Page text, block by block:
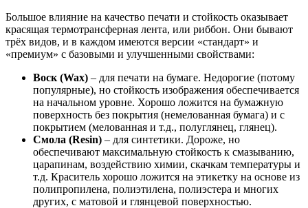
Большое влияние на качество печати и стойкость оказывает
красящая термотрансферная лента, или риббон. Они бывают
трёх видов, и в каждом имеются версии «стандарт» и
«премиум» с базовыми и улучшенными свойствами:
Воск (Wax) – для печати на бумаге. Недорогие (потому
популярные), но стойкость изображения обеспечивается
на начальном уровне. Хорошо ложится на бумажную
поверхность без покрытия (немелованная бумага) и с
покрытием (мелованная и т.д., полуглянец, глянец).
Смола (Resin) – для синтетики. Дороже, но
обеспечивают максимальную стойкость к смазыванию,
царапинам, воздействию химии, скачкам температуры и
т.д. Краситель хорошо ложится на этикетку на основе из
полипропилена, полиэтилена, полиэстера и многих
других, с матовой и глянцевой поверхностью.